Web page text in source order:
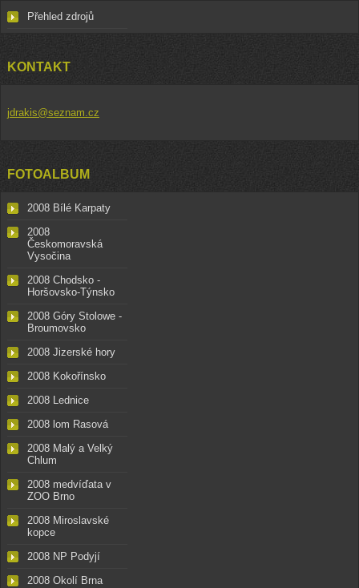
Přehled zdrojů
KONTAKT
jdrakis@seznam.cz
FOTOALBUM
2008 Bílé Karpaty
2008
Českomoravská
Vysočina
2008 Chodsko -
Horšovsko-Týnsko
2008 Góry Stolowe -
Broumovsko
2008 Jizerské hory
2008 Kokořínsko
2008 Lednice
2008 lom Rasová
2008 Malý a Velký
Chlum
2008 medvíďata v
ZOO Brno
2008 Miroslavské
kopce
2008 NP Podyjí
2008 Okolí Brna